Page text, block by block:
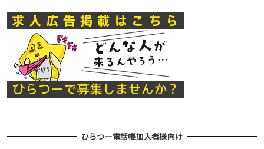
ひらつー電話帳加入者様向け